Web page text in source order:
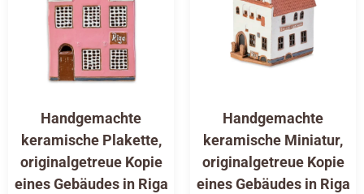
Handgemachte
keramische Plakette,
originalgetreue Kopie
eines Gebäudes in Riga
Handgemachte
keramische Miniatur,
originalgetreue Kopie
eines Gebäudes in Riga